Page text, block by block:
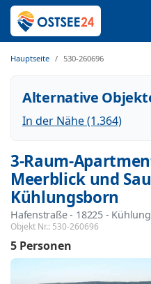
Hauptseite 530-260696
Alternative
In der Nähe (1.364)
3-Raum-
Meerblick und
Kühlungsborn
Hafenstraße - 18225 -
Objekt Nr.: 530-260696
5 Personen